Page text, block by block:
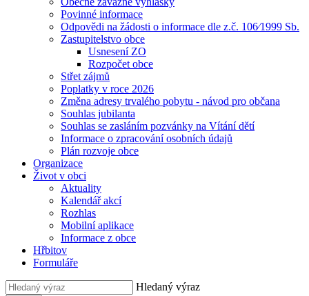
Povinné informace
Odpovědi na žádosti o informace dle z.č. 106⁄1999 Sb.
Zastupitelstvo obce
Usnesení ZO
Rozpočet obce
Střet zájmů
Poplatky v roce 2026
Změna adresy trvalého pobytu - návod pro občana
Souhlas jubilanta
Souhlas se zasláním pozvánky na Vítání dětí
Informace o zpracování osobních údajů
Plán rozvoje obce
Organizace
Život v obci
Aktuality
Kalendář akcí
Rozhlas
Mobilní aplikace
Informace z obce
Hřbitov
Formuláře
Hledaný výraz